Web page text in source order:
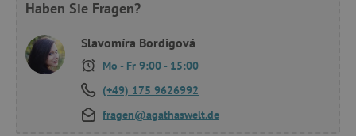
Haben Sie Fragen?
Slavomíra Bordigová
Mo - Fr 9:00 - 15:00
(+49) 175 9626992
fragen@agathaswelt.de